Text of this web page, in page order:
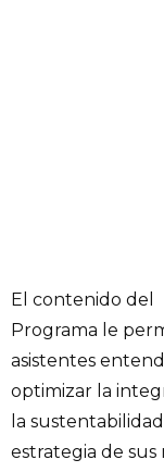
El contenido del
Programa le
asistentes
optimizar la
la
estrategia de sus